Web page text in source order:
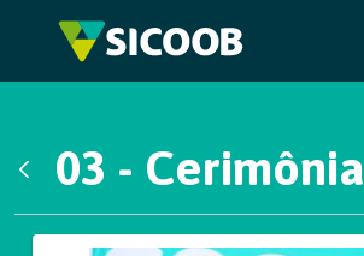
Pular para o Conteúdo principal
03 - Cerimônia
Galeria de Mídias